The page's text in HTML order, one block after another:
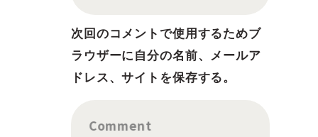
次回のコメントで使用するためブ
ラウザーに自分の名前、メールア
ドレス、サイトを保存する。
Comment